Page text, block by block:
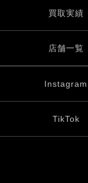
買取実績
店舗一覧
Instagram
TikTok